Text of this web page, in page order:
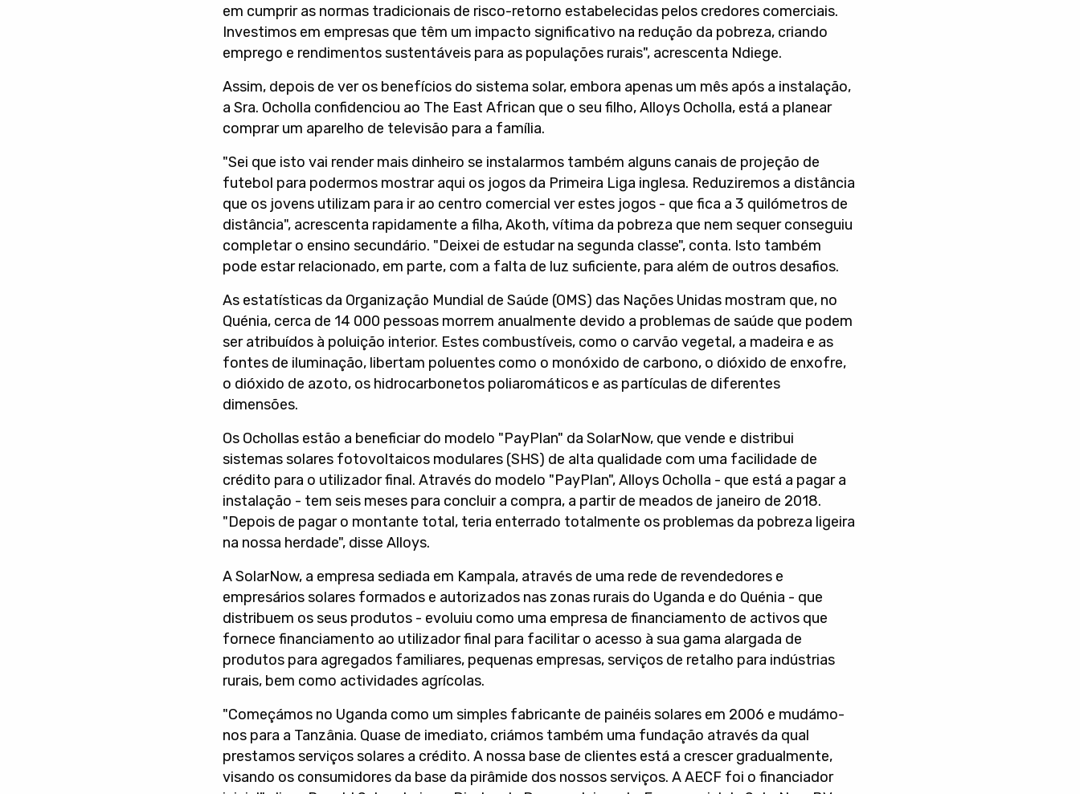
em cumprir as normas tradicionais de risco-retorno estabelecidas pelos credores comerciais.
Investimos em empresas que têm um impacto significativo na redução da pobreza, criando
emprego e rendimentos sustentáveis para as populações rurais", acrescenta Ndiege.
Assim, depois de ver os benefícios do sistema solar, embora apenas um mês após a instalação,
a Sra. Ocholla confidenciou ao The East African que o seu filho, Alloys Ocholla, está a planear
comprar um aparelho de televisão para a família.
"Sei que isto vai render mais dinheiro se instalarmos também alguns canais de projeção de
futebol para podermos mostrar aqui os jogos da Primeira Liga inglesa. Reduziremos a distância
que os jovens utilizam para ir ao centro comercial ver estes jogos - que fica a 3 quilómetros de
distância", acrescenta rapidamente a filha, Akoth, vítima da pobreza que nem sequer conseguiu
completar o ensino secundário. "Deixei de estudar na segunda classe", conta. Isto também
pode estar relacionado, em parte, com a falta de luz suficiente, para além de outros desafios.
As estatísticas da Organização Mundial de Saúde (OMS) das Nações Unidas mostram que, no
Quénia, cerca de 14 000 pessoas morrem anualmente devido a problemas de saúde que podem
ser atribuídos à poluição interior. Estes combustíveis, como o carvão vegetal, a madeira e as
fontes de iluminação, libertam poluentes como o monóxido de carbono, o dióxido de enxofre,
o dióxido de azoto, os hidrocarbonetos poliaromáticos e as partículas de diferentes
dimensões.
Os Ochollas estão a beneficiar do modelo "PayPlan" da SolarNow, que vende e distribui
sistemas solares fotovoltaicos modulares (SHS) de alta qualidade com uma facilidade de
crédito para o utilizador final. Através do modelo "PayPlan", Alloys Ocholla - que está a pagar a
instalação - tem seis meses para concluir a compra, a partir de meados de janeiro de 2018.
"Depois de pagar o montante total, teria enterrado totalmente os problemas da pobreza ligeira
na nossa herdade", disse Alloys.
A SolarNow, a empresa sediada em Kampala, através de uma rede de revendedores e
empresários solares formados e autorizados nas zonas rurais do Uganda e do Quénia - que
distribuem os seus produtos - evoluiu como uma empresa de financiamento de activos que
fornece financiamento ao utilizador final para facilitar o acesso à sua gama alargada de
produtos para agregados familiares, pequenas empresas, serviços de retalho para indústrias
rurais, bem como actividades agrícolas.
"Começámos no Uganda como um simples fabricante de painéis solares em 2006 e mudámo-
nos para a Tanzânia. Quase de imediato, criámos também uma fundação através da qual
prestamos serviços solares a crédito. A nossa base de clientes está a crescer gradualmente,
visando os consumidores da base da pirâmide dos nossos serviços. A AECF foi o financiador